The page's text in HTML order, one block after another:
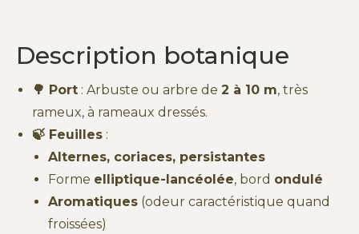
Description botanique
🌳 Port : Arbuste ou arbre de 2 à 10 m, très
rameux, à rameaux dressés.
🍃 Feuilles :
Alternes, coriaces, persistantes
Forme elliptique-lancéolée, bord ondulé
Aromatiques (odeur caractéristique quand
froissées)